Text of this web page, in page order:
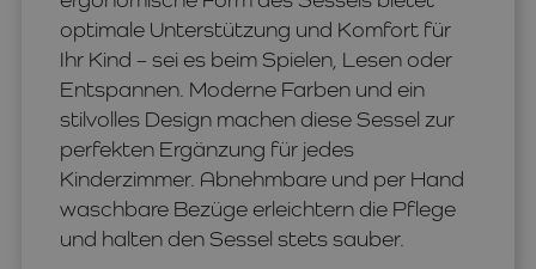
optimale Unterstützung und Komfort für
Ihr Kind – sei es beim Spielen, Lesen oder
Entspannen. Moderne Farben und ein
stilvolles Design machen diese Sessel zur
perfekten Ergänzung für jedes
Kinderzimmer. Abnehmbare und per Hand
waschbare Bezüge erleichtern die Pflege
und halten den Sessel stets sauber.